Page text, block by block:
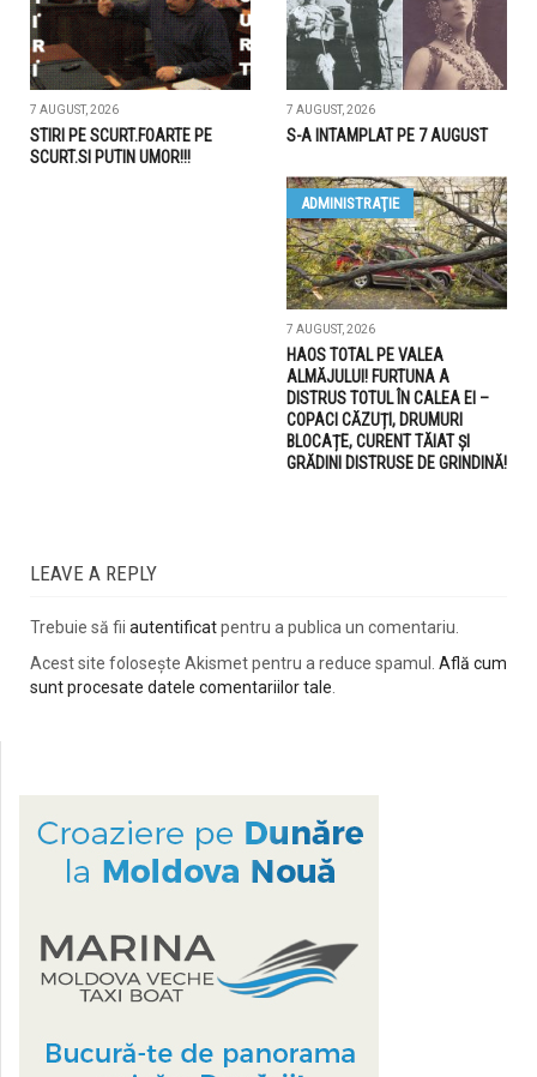
7 AUGUST, 2026
STIRI PE SCURT.FOARTE PE
SCURT.SI PUTIN UMOR!!!
7 AUGUST, 2026
S-A INTAMPLAT PE 7 AUGUST
ADMINISTRAŢIE
7 AUGUST, 2026
HAOS TOTAL PE VALEA
ALMĂJULUI! FURTUNA A
DISTRUS TOTUL ÎN CALEA EI –
COPACI CĂZUȚI, DRUMURI
BLOCAȚE, CURENT TĂIAT ȘI
GRĂDINI DISTRUSE DE GRINDINĂ!
LEAVE A REPLY
Trebuie să fii autentificatpentru a publica un comentariu.
Acest site folosește Akismet pentru a reduce spamul. Află cum
sunt procesate datele comentariilor tale